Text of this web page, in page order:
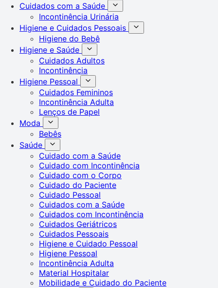
Cuidados com a Saúde
Incontinência Urinária
Higiene e Cuidados Pessoais
Higiene do Bebê
Higiene e Saúde
Cuidados Adultos
Incontinência
Higiene Pessoal
Cuidados Femininos
Incontinência Adulta
Lenços de Papel
Moda
Bebês
Saúde
Cuidado com a Saúde
Cuidado com Incontinência
Cuidado com o Corpo
Cuidado do Paciente
Cuidado Pessoal
Cuidados com a Saúde
Cuidados com Incontinência
Cuidados Geriátricos
Cuidados Pessoais
Higiene e Cuidado Pessoal
Higiene Pessoal
Incontinência Adulta
Material Hospitalar
Mobilidade e Cuidado do Paciente